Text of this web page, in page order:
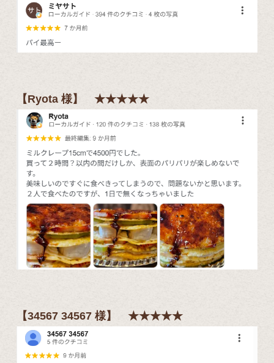
【Ryota 様】 ★★★★★
【34567 34567 様】 ★★★★★